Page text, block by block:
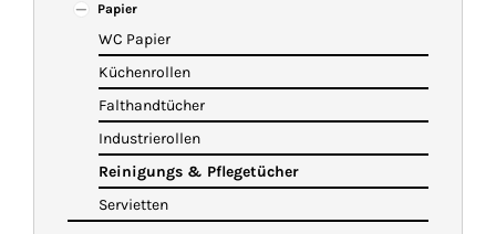
WARENKORB
Papier
WC Papier
Küchenrollen
Falthandtücher
Industrierollen
Reinigungs & Pflegetücher
Servietten